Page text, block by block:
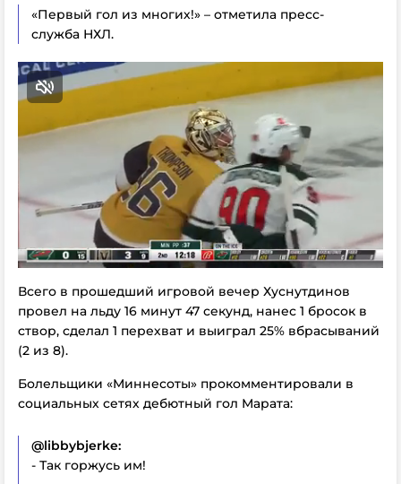
«Первый гол из многих!» – отметила пресс-
служба НХЛ.
Всего в прошедший игровой вечер Хуснутдинов
провел на льду 16 минут 47 секунд, нанес 1 бросок в
створ, сделал 1 перехват и выиграл 25% вбрасываний
(2 из 8).
Болельщики «Миннесоты» прокомментировали в
социальных сетях дебютный гол Марата:
@libbybjerke:
- Так горжусь им!